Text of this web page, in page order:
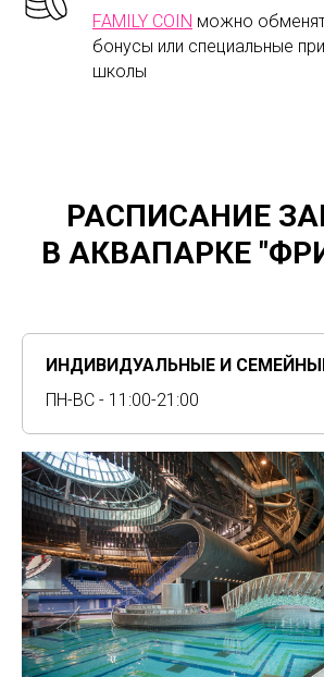
FAMILY COIN можно
бонусы или специальные
школы
РАСПИСАНИЕ
В АКВАПАРКЕ
ИНДИВИДУАЛЬНЫЕ И
ПН-ВС - 11:00-21:00